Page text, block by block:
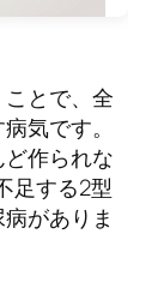
とで、全
気です。
作られな
足する2型
がありま